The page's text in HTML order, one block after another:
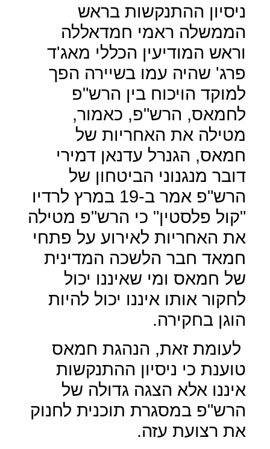
ניסיון ההתנקשות בראש
הממשלה ראמי חמדאללה
וראש המודיעין הכללי מאג'ד
פרג' שהיה עמו בשיירה הפך
למוקד הויכוח בין הרש"פ
לחמאס, הרש"פ, כאמור,
מטילה את האחריות של
חמאס, הגנרל עדנאן דמירי
דובר מנגנוני הביטחון של
הרש"פ אמר ב-19 במרץ לרדיו
"קול פלסטין" כי הרש"פ מטילה
את האחריות לאירוע על פתחי
חמאד חבר הלשכה המדינית
של חמאס ומי שאיננו יכול
לחקור אותו איננו יכול להיות
הוגן בחקירה.
לעומת זאת, הנהגת חמאס
טוענת כי ניסיון ההתנקשות
איננו אלא הצגה גדולה של
הרש"פ במסגרת תוכנית לחנוק
את רצועת עזה.